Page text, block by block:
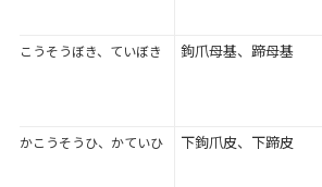
こうそうぼき、ていぼき 鉤爪母基、蹄母基
かこうそうひ、かていひ 下鉤爪皮、下蹄皮